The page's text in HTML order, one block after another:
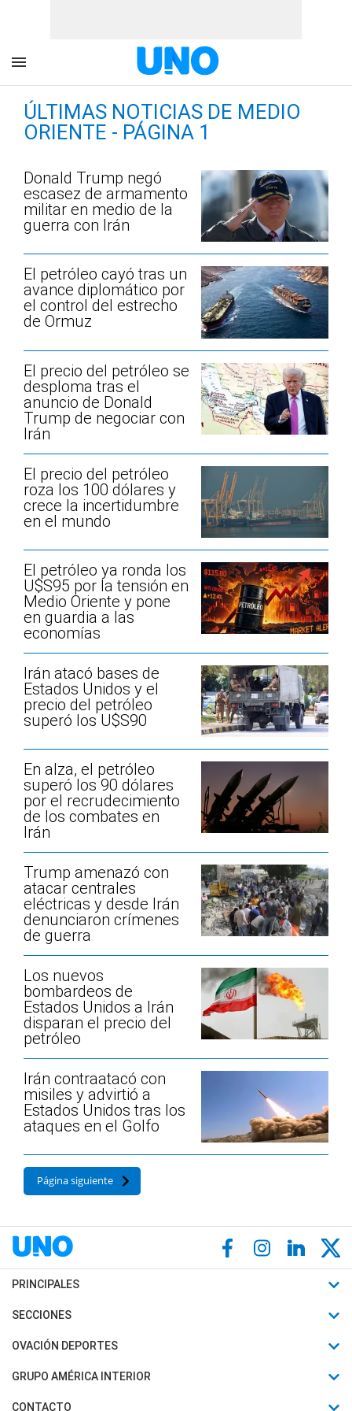
ÚLTIMAS NOTICIAS DE MEDIO
ORIENTE - PÁGINA 1
Donald Trump negó
escasez de armamento
militar en medio de la
guerra con Irán
El petróleo cayó tras un
avance diplomático por
el control del estrecho
de Ormuz
El precio del petróleo se
desploma tras el
anuncio de Donald
Trump de negociar con
Irán
El precio del petróleo
roza los 100 dólares y
crece la incertidumbre
en el mundo
El petróleo ya ronda los
U$S95 por la tensión en
Medio Oriente y pone
en guardia a las
economías
Irán atacó bases de
Estados Unidos y el
precio del petróleo
superó los U$S90
En alza, el petróleo
superó los 90 dólares
por el recrudecimiento
de los combates en
Irán
Trump amenazó con
atacar centrales
eléctricas y desde Irán
denunciaron crímenes
de guerra
Los nuevos
bombardeos de
Estados Unidos a Irán
disparan el precio del
petróleo
Irán contraatacó con
misiles y advirtió a
Estados Unidos tras los
ataques en el Golfo
Página siguiente
PRINCIPALES
Últimas Noticias
Política
SECCIONES
Horóscopo
Motores
OVACIÓN DEPORTES
Fútbol
Mundial
GRUPO AMÉRICA INTERIOR
Canal 7 en Vivo
CONTACTO